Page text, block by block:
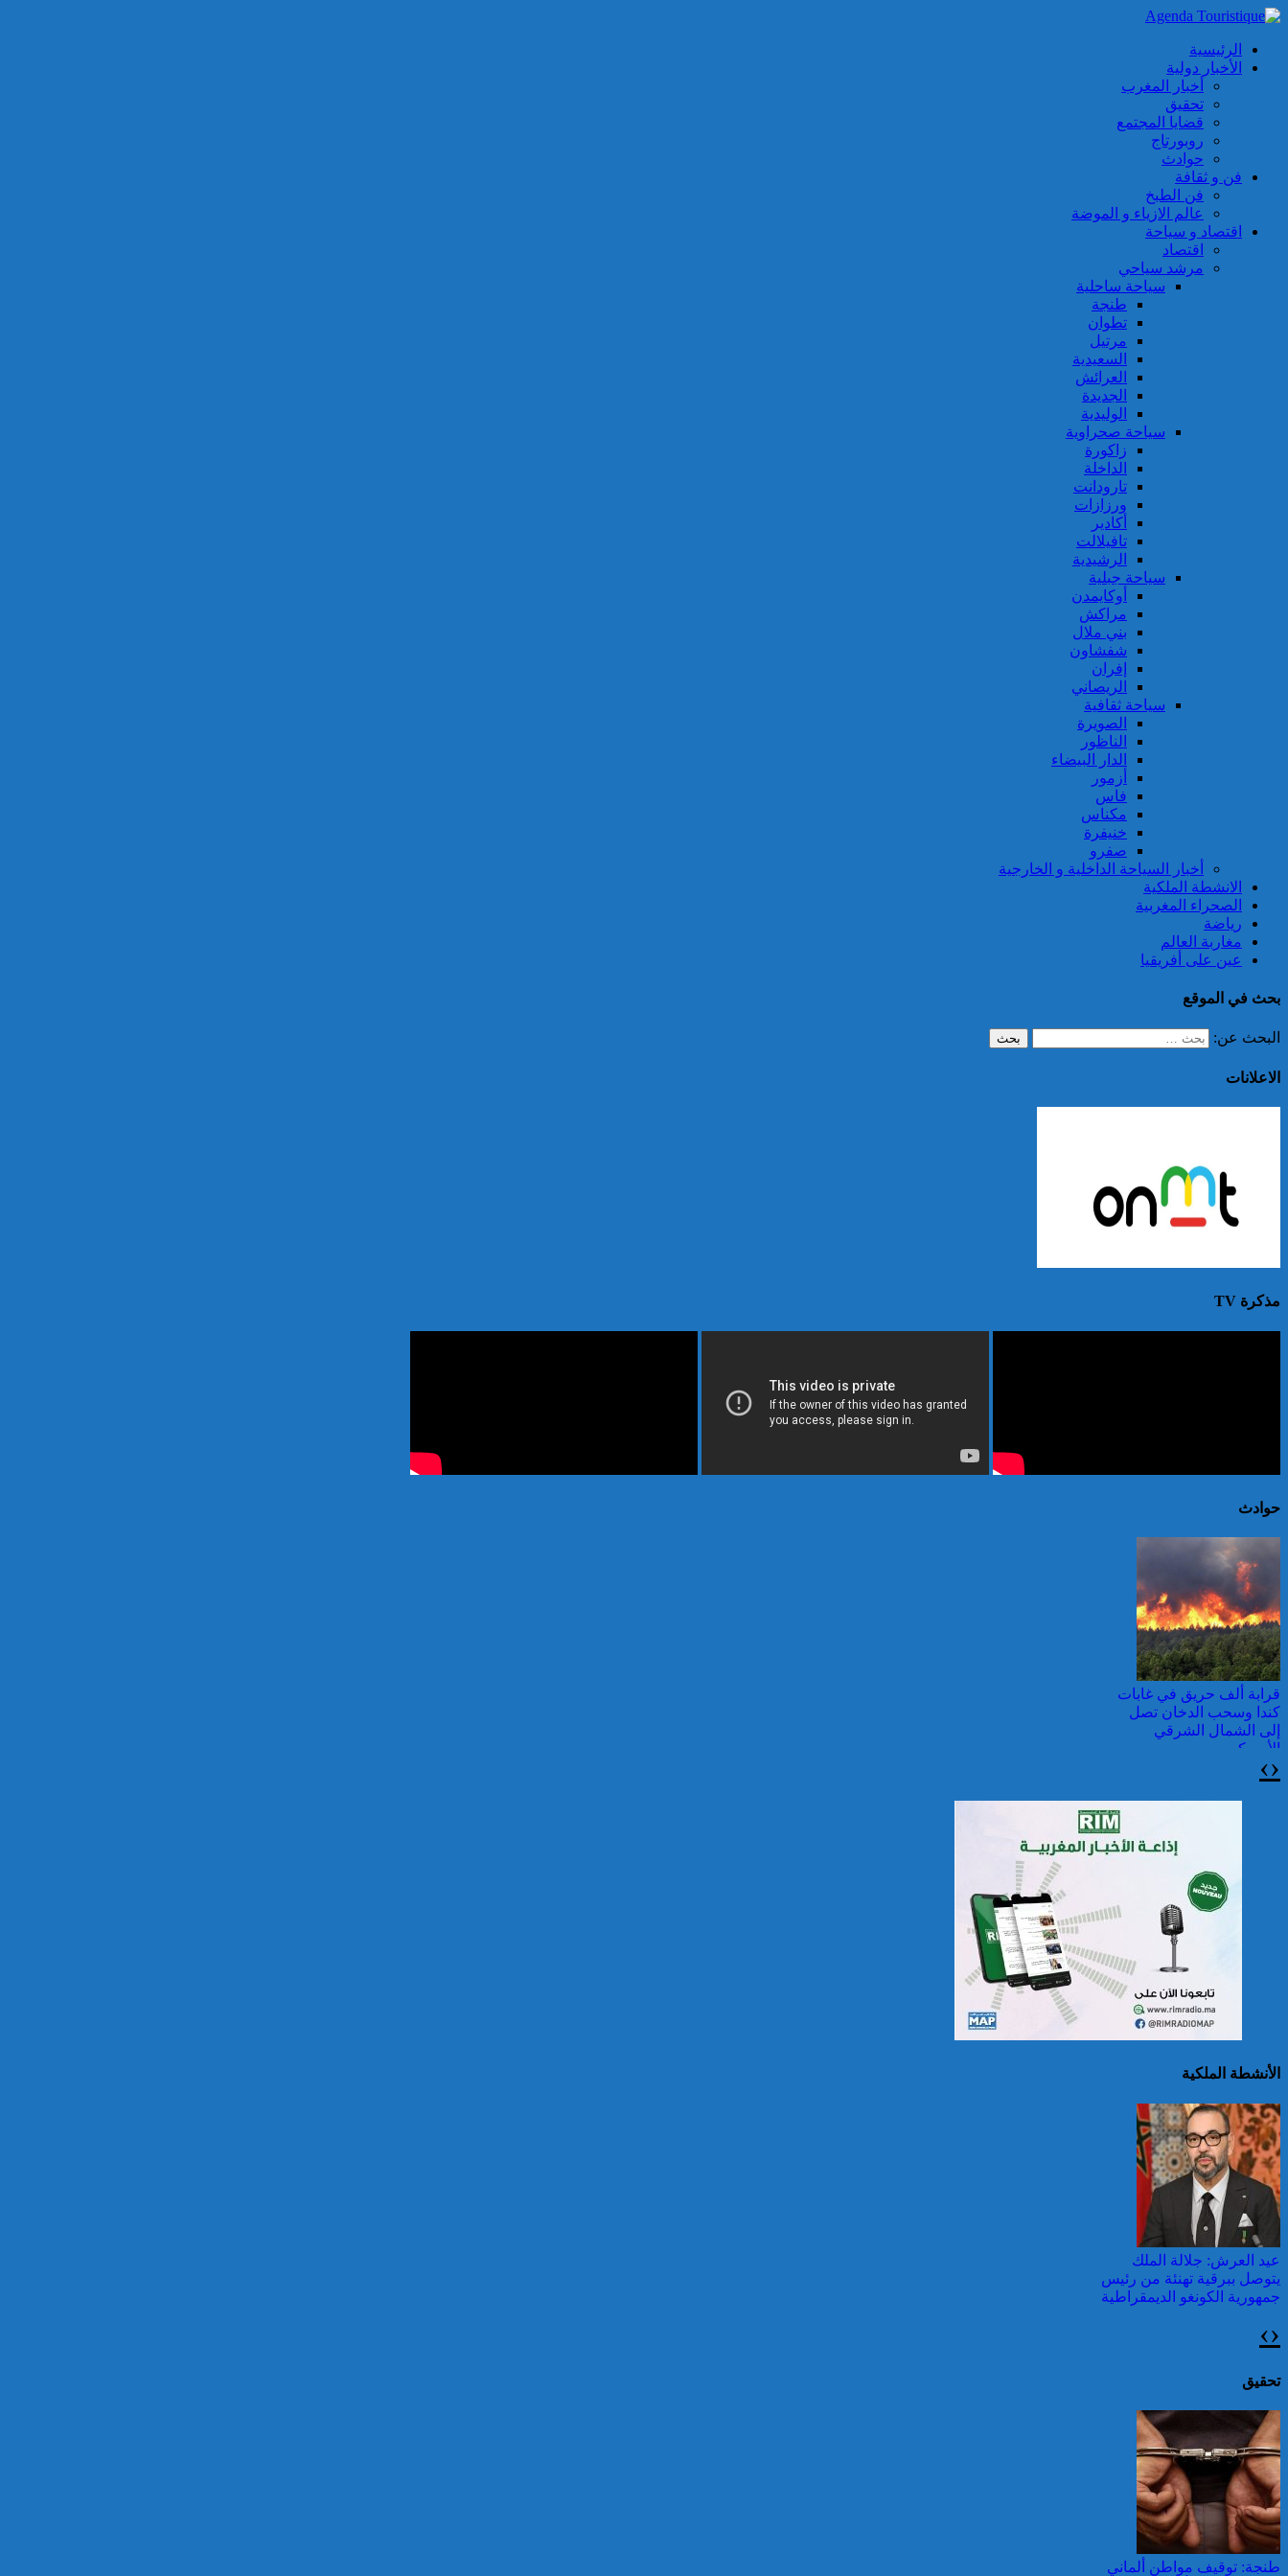
الرئيسية
الأخبار دولية
أخبار المغرب
تحقيق
قضايا المجتمع
روبورتاج
حوادث
فن و ثقافة
فن الطبخ
عالم الازياء و الموضة
اقتصاد و سياحة
اقتصاد
مرشد سياحي
سياحة ساحلية
طنجة
تطوان
مرتيل
السعيدية
العرائش
الجديدة
الوليدية
سياحة صحراوية
زاكورة
الداخلة
تارودانت
ورزازات
أكادير
تافيلالت
الرشيدية
سياحة جبلية
أوكايمدن
مراكش
بني ملال
شفشاون
إفران
الريصاني
سياحة ثقافية
الصويرة
الناظور
الدار البيضاء
أزمور
فاس
مكناس
خنيفرة
صفرو
أخبار السياحة الداخلية و الخارجية
الانشطة الملكية
الصحراء المغربية
رياضة
مغاربة العالم
عين على أفريقيا
بحث في الموقع
البحث عن:
الاعلانات
مذكرة TV
حوادث
قرابة ألف حريق في غابات
كندا وسحب الدخان تصل
إلى الشمال الشرقي
الأمريكي
حرائق الغابات : الاتحاد
الأوروبي يعبئ إمكانياته
لدعم فرنسا والبرتغال
25 قتيلا و2823 جريحا
حصيلة حوادث السير
بالمناطق الحضرية خلال
الأسبوع المنصرم
حصيلة حوادث السير
الأسبوع المنصرم
42 قتيلا و3058 جريحا
حصيلة حوادث السير
‹
›
الأنشطة الملكية
عيد العرش: جلالة الملك
يتوصل ببرقية تهنئة من رئيس
جمهورية الكونغو الديمقراطية
عيد العرش: برقية تهنئة إلى
جلالة الملك من الأمينة العامة
للمنظمة الدولية للفرانكفونية
‹
›
تحقيق
طنجة: توقيف مواطن ألماني